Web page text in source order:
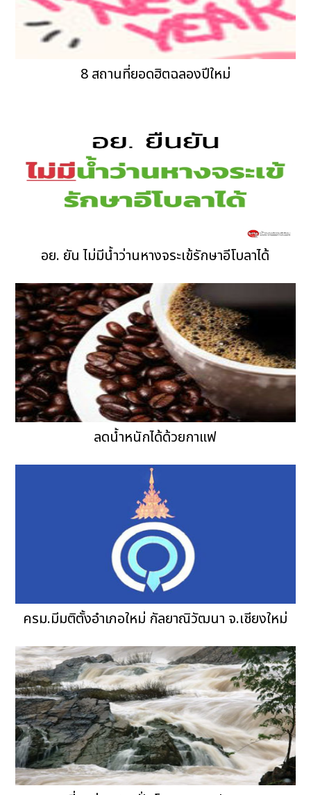
8 สถานที่ยอดฮิตฉลองปีใหม่
อย. ยัน ไม่มีน้ำว่านหางจระเข้รักษาอีโบลาได้
ลดน้ำหนักได้ด้วยกาแฟ
ครม.มีมติตั้งอำเภอใหม่ กัลยาณิวัฒนา จ.เชียงใหม่